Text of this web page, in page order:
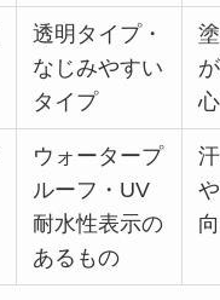
透明タイプ・
なじみやすい
タイプ
ウォータープ
ルーフ・UV
耐水性表示の
あるもの